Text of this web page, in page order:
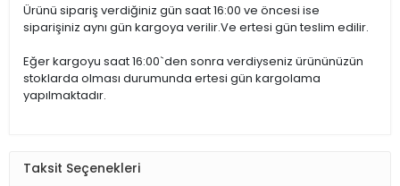
Ürünü sipariş verdiğiniz gün saat 16:00 ve öncesi ise
siparişiniz aynı gün kargoya verilir.Ve ertesi gün teslim edilir.
Eğer kargoyu saat 16:00`den sonra verdiyseniz ürününüzün
stoklarda olması durumunda ertesi gün kargolama
yapılmaktadır.
Taksit Seçenekleri